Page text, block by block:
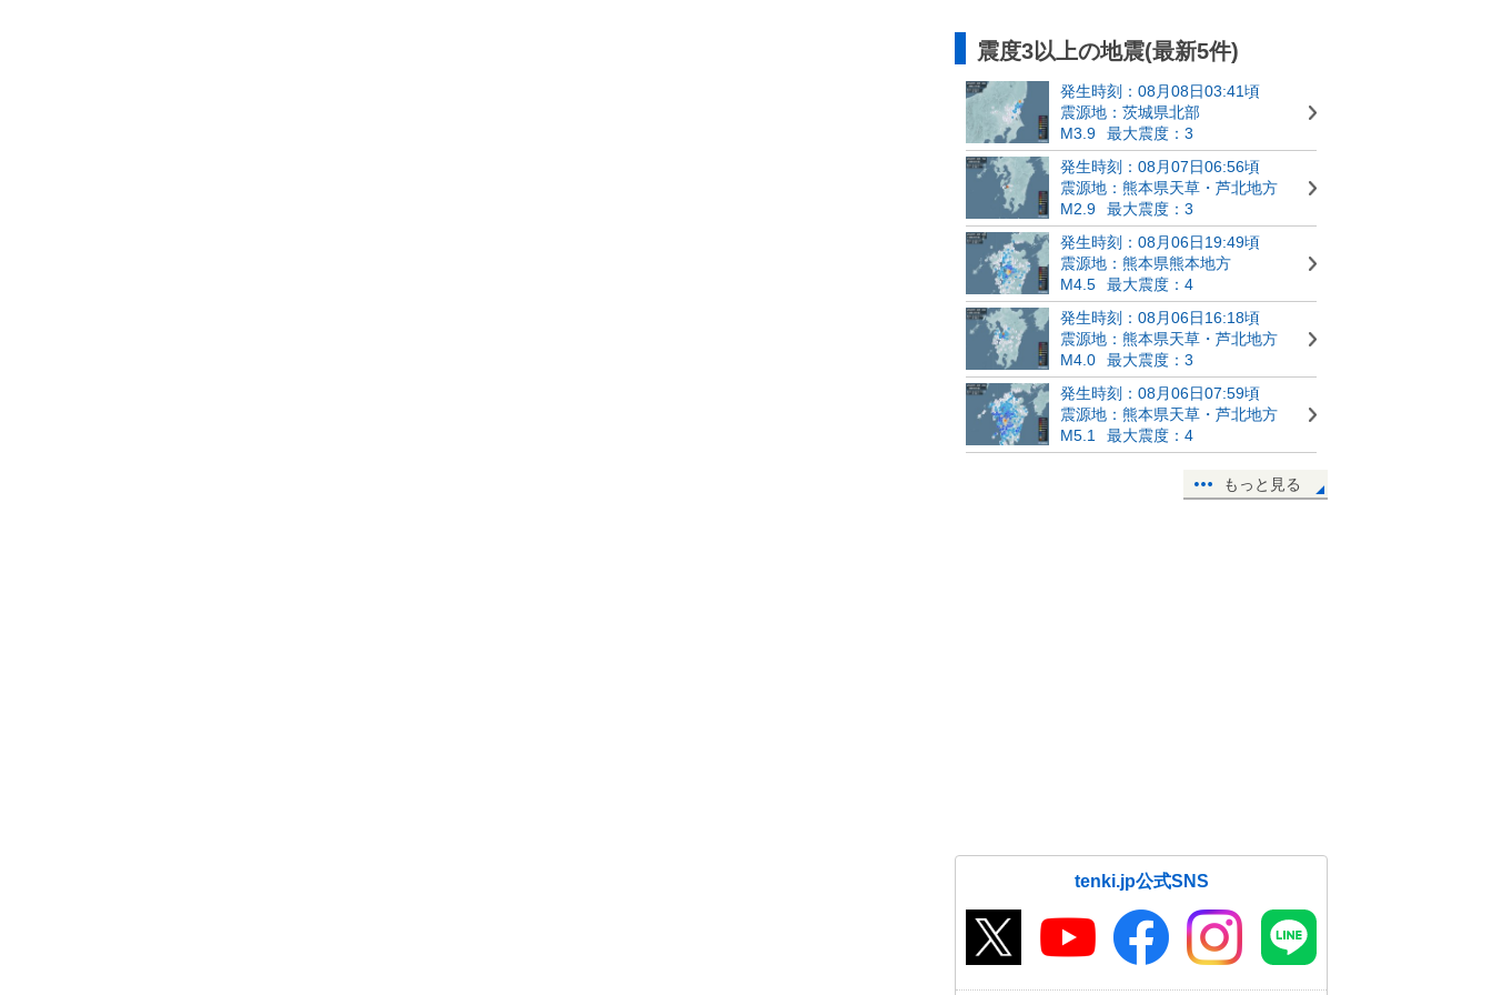
震度3以上の地震(最新5件)
発生時刻：08月08日03:41頃
震源地：茨城県北部
M3.9
最大震度：3
発生時刻：08月07日06:56頃
震源地：熊本県天草・芦北地方
M2.9
最大震度：3
発生時刻：08月06日19:49頃
震源地：熊本県熊本地方
M4.5
最大震度：4
発生時刻：08月06日16:18頃
震源地：熊本県天草・芦北地方
M4.0
最大震度：3
発生時刻：08月06日07:59頃
震源地：熊本県天草・芦北地方
M5.1
最大震度：4
もっと見る
tenki.jp公式SNS